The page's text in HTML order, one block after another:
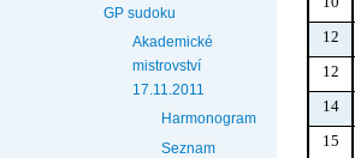
GP sudoku
Akademické
mistrovství
17.11.2011
Harmonogram
Seznam
12
12
14
15